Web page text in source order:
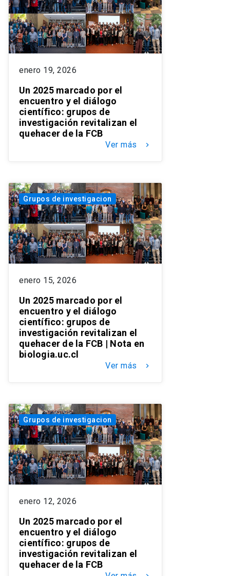
enero 19, 2026
Un 2025 marcado por el
encuentro y el diálogo
científico: grupos de
investigación revitalizan el
quehacer de la FCB
Ver más keyboard_arrow_right
Grupos de investigacion
enero 15, 2026
Un 2025 marcado por el
encuentro y el diálogo
científico: grupos de
investigación revitalizan el
quehacer de la FCB | Nota en
biologia.uc.cl
Ver más keyboard_arrow_right
Grupos de investigacion
enero 12, 2026
Un 2025 marcado por el
encuentro y el diálogo
científico: grupos de
investigación revitalizan el
quehacer de la FCB